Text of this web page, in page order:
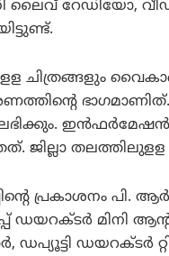
ലൈവ് റേഡിയോ,
ചിത്രങ്ങളും
ജില്ലാ
പ്രകാശനം പി.
ഡയറക്ടര്‍ മിനി
ഡപ്യൂട്ടി ഡയറക്ടര്‍